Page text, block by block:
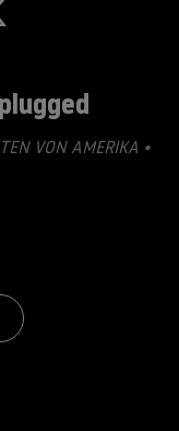
VON AMERIKA •